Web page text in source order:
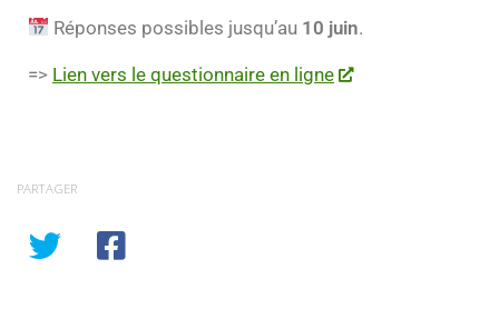
Réponses possibles jusqu’au 10 juin.
=> Lien vers le questionnaire en ligne
PARTAGER